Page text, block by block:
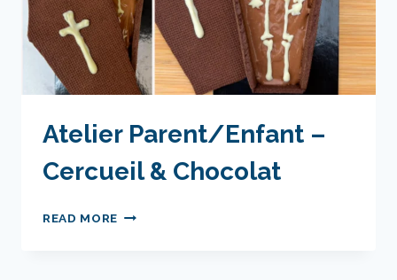
Atelier Parent/Enfant –
Cercueil & Chocolat
READ MORE ATELIER